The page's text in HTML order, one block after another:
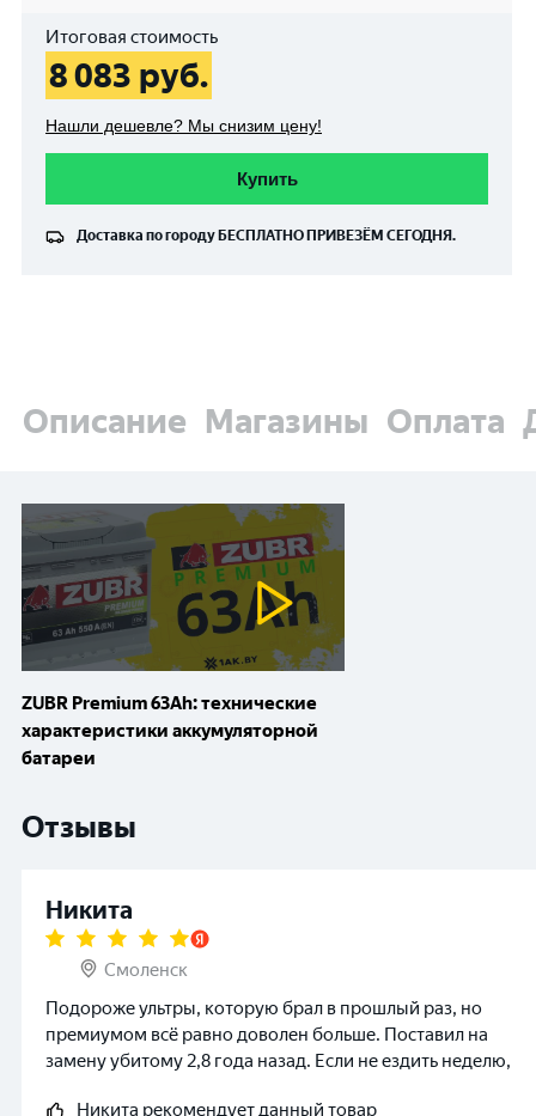
Итоговая стоимость
8 083 руб.
Нашли дешевле? Мы снизим цену!
Купить
Доставка по городу БЕСПЛАТНО ПРИВЕЗЁМ СЕГОДНЯ.
Описание Магазины Оплата
ZUBR Premium 63Ah: технические
характеристики аккумуляторной
батареи
Отзывы
Никита
Смоленск
Подороже ультры, которую брал в прошлый раз, но
премиумом всё равно доволен больше. Поставил на
замену убитому 2,8 года назад. Если не ездить неделю,
Никита рекомендует данный товар